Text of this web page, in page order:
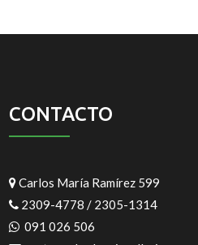
CONTACTO
Carlos María Ramírez 599
2309-4778 / 2305-1314
091 026 506